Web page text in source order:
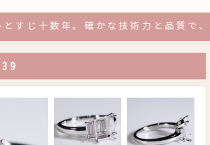
じ十数年。確かな技術力と品質で、